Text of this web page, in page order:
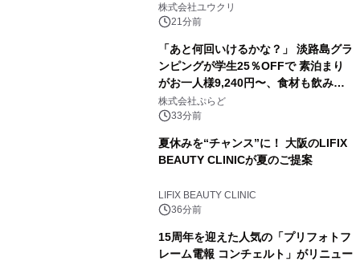
株式会社ユウクリ
21分前
「あと何回いけるかな？」 淡路島グラ
ンピングが学生25％OFFで 素泊まり
がお一人様9,240円〜、食材も飲み物
も持ち込み自由 「グランピングリゾー
ト Awaji」9月30日までの平日限定
株式会社ぷらど
33分前
夏休みを“チャンス”に！ 大阪のLIFIX
BEAUTY CLINICが夏のご提案
LIFIX BEAUTY CLINIC
36分前
15周年を迎えた人気の「プリフォトフ
レーム電報 コンチェルト」がリニュー